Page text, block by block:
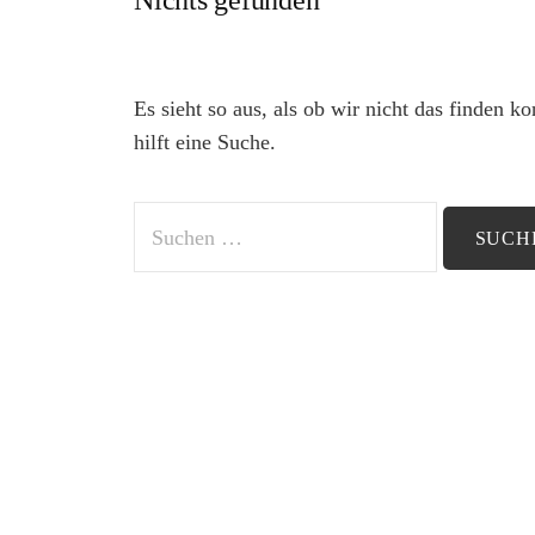
Es sieht so aus, als ob wir nicht das finden
hilft eine Suche.
Suchen
nach: